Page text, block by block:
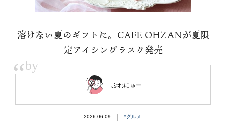
溶けない夏のギフトに。CAFE OHZANが夏限
定アイシングラスク発売
“by
ぷれにゅー
2026.06.09 | #グルメ